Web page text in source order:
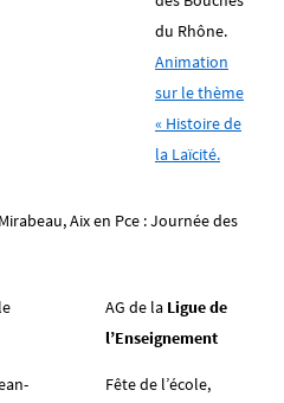
du Rhône.
Animation
sur le thème
« Histoire de
la Laïcité.
Aix en Pce : Journée des
AG de la Ligue de
l’Enseignement
Fête de l’école,